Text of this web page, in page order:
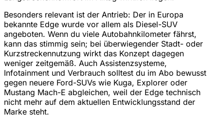
Besonders relevant ist der Antrieb: Der in Europa
bekannte Edge wurde vor allem als Diesel-SUV
angeboten. Wenn du viele Autobahnkilometer fährst,
kann das stimmig sein; bei überwiegender Stadt- oder
Kurzstreckennutzung wirkt das Konzept dagegen
weniger zeitgemäß. Auch Assistenzsysteme,
Infotainment und Verbrauch solltest du im Abo bewusst
gegen neuere Ford-SUVs wie Kuga, Explorer oder
Mustang Mach-E abgleichen, weil der Edge technisch
nicht mehr auf dem aktuellen Entwicklungsstand der
Marke steht.